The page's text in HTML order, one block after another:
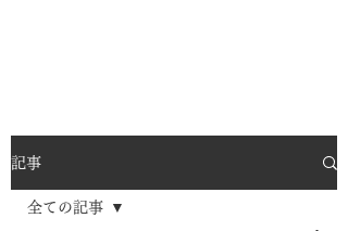
記事
全ての記事